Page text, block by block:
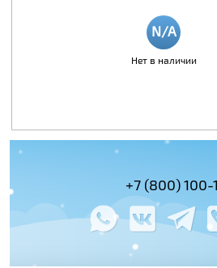
Нет в наличии
+7 (800) 100-
978-61-54